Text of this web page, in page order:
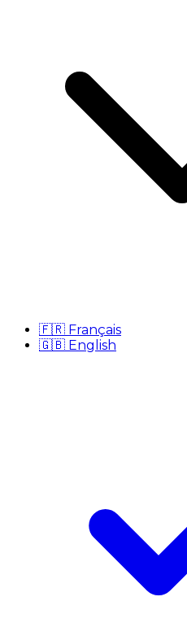
🇫🇷 Français
🇬🇧 English